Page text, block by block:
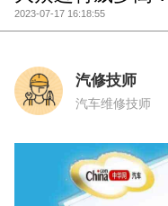
2023-07-17 16:18:55
汽修技师
汽车维修技师